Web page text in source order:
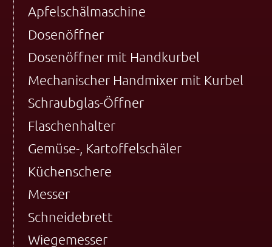
Apfelschälmaschine
Dosenöffner
Dosenöffner mit Handkurbel
Mechanischer Handmixer mit Kurbel
Schraubglas-Öffner
Flaschenhalter
Gemüse-, Kartoffelschäler
Küchenschere
Messer
Schneidebrett
Wiegemesser